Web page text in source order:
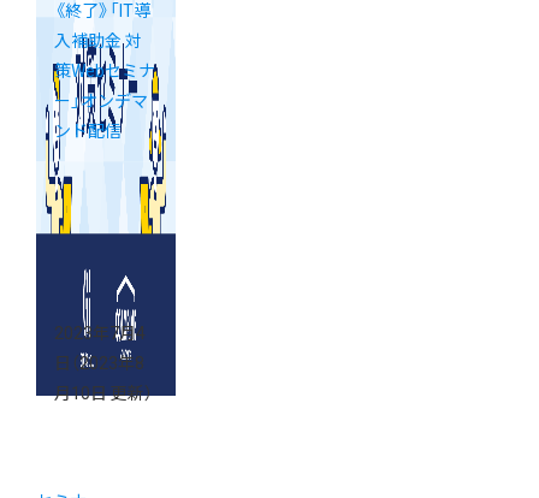
《終了》「IT導
入補助金 対
策Webセミナ
ー」オンデマ
ンド配信
2023年7月4
日 （2023年8
月10日 更新）